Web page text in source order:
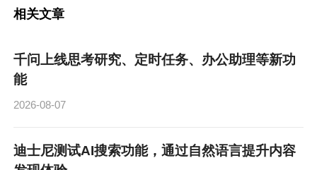
相关文章
千问上线思考研究、定时任务、办公助理等新功
能
2026-08-07
迪士尼测试AI搜索功能，通过自然语言提升内容